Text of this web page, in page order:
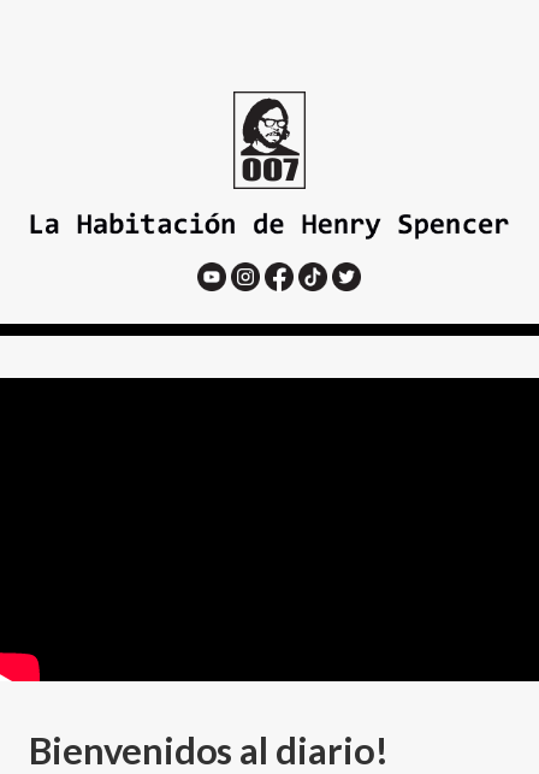
Bienvenidos al diario!